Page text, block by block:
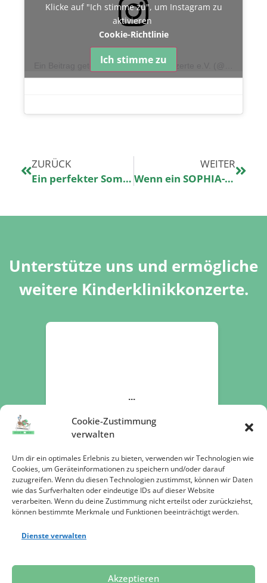
Cookie-Zustimmung
verwalten
Um dir ein optimales Erlebnis zu bieten, verwenden wir Technologien wie
Cookies, um Geräteinformationen zu speichern und/oder darauf
zuzugreifen. Wenn du diesen Technologien zustimmst, können wir Daten
wie das Surfverhalten oder eindeutige IDs auf dieser Website
verarbeiten. Wenn du deine Zustimmung nicht erteilst oder zurückziehst,
können bestimmte Merkmale und Funktionen beeinträchtigt werden.
Dienste verwalten
Akzeptieren
Klicke auf "Ich stimme zu", um Instagram zu
aktivieren
Cookie-Richtlinie
Ich stimme zu
ZURÜCK
Ein perfekter Sommerabend
WEITER
Wenn ein SOPHIA-Konzert alle da draußen verbindet
Unterstütze uns und ermögliche
weitere Kinderklinikkonzerte.